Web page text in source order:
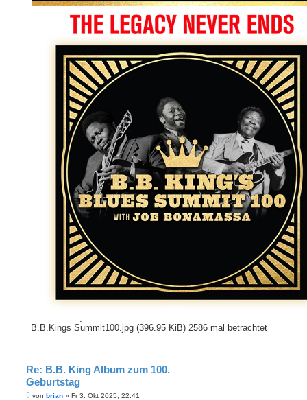
B.B.Kings Summit100.jpg (396.95 KiB) 2586 mal betrachtet
Re: B.B. King Album zum 100.
Geburtstag
Bvon brian » Fr 3. Okt 2025, 22:41